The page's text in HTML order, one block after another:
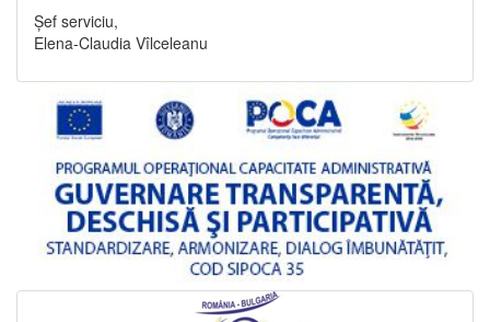
Șef serviciu,
Elena-Claudia Vîlceleanu